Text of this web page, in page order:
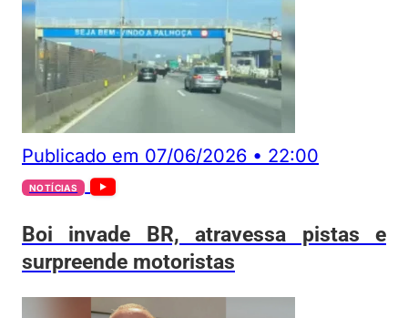
Publicado em 07/06/2026 • 22:00
NOTÍCIAS
Boi invade BR, atravessa pistas e
surpreende motoristas